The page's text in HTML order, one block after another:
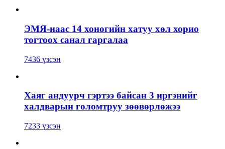
ЭМЯ-наас 14 хоногийн хатуу хөл хорио
тогтоох санал гаргалаа
7436 үзсэн
Хаяг андуурч гэртээ байсан 3 иргэнийг
халдварын голомтруу зөөвөрлөжээ
7233 үзсэн